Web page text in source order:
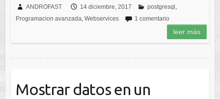
ANDROFAST 14 diciembre, 2017 postgresql
Programacion avanzada Webservices 1 comentario
leer más
Mostrar datos en un